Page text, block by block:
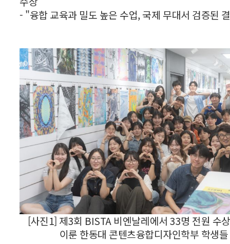
- "융합 교육과 밀도 높은 수업, 국제 무대서 검증된
[사진1] 제3회 BISTA 비엔날레에서 33명 전원 수
이룬 한동대 콘텐츠융합디자인학부 학생들